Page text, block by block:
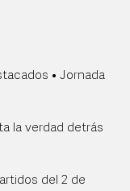
• Jornada
la verdad detrás
del 2 de